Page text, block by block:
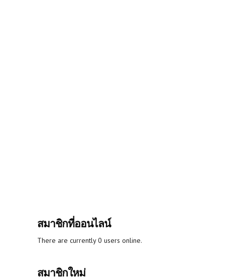
สมาชิกที่ออนไลน์
There are currently 0 users online.
สมาชิกใหม่